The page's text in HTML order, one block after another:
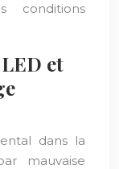
conditions
et
dans la
mauvaise